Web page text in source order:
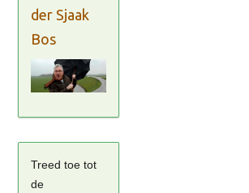
der Sjaak
Bos
Treed toe tot
de